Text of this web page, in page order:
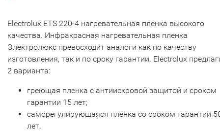
Electrolux ETS 220-4 нагревательная плёнка высокого
качества. Инфракрасная нагревательная пленка
Электролюкс превосходит аналоги как по качеству
изготовления, так и по сроку гарантии. Electrolux
2 варианта:
греющая пленка с антиискровой защитой и сроком
гарантии 15 лет;
саморегулирующаяся пленка со сроком гарантии
лет.